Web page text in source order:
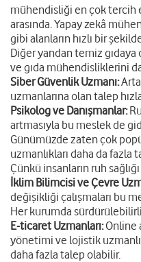
mühendisliği en çok tercih
arasında. Yapay zekâ
gibi alanların hızlı bir
Diğer yandan temiz
ve gıda mühendisliklerini
Siber Güvenlik Uzmanı:
uzmanlarına olan talep
Psikolog ve Danışmanlar:
artmasıyla bu meslek de
Günümüzde zaten çok
uzmanlıkları daha da
Çünkü insanların ruh
İklim Bilimcisi ve Çevre
değişikliği çalışmaları bu
Her kurumda
E-ticaret Uzmanları:Online
yönetimi ve lojistik
daha fazla talep olabilir.